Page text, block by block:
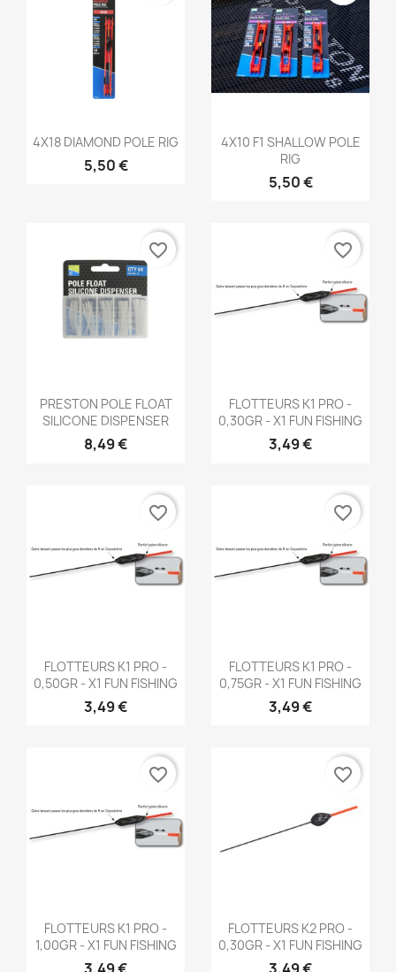
Aperçu rapide
4X18 DIAMOND POLE RIG
5,50 €
 Aperçu rapide
4X10 F1 SHALLOW POLE
RIG
5,50 €
Aperçu rapide
PRESTON POLE FLOAT
SILICONE DISPENSER
8,49 €
favorite_border
Aperçu rapide
FLOTTEURS K1 PRO -
0,30GR - X1 FUN FISHING
3,49 €
favorite_border
Aperçu rapide
FLOTTEURS K1 PRO -
0,50GR - X1 FUN FISHING
3,49 €
favorite_border
Aperçu rapide
FLOTTEURS K1 PRO -
0,75GR - X1 FUN FISHING
3,49 €
favorite_border
Aperçu rapide
FLOTTEURS K1 PRO -
1,00GR - X1 FUN FISHING
favorite_border
Aperçu rapide
FLOTTEURS K2 PRO -
0,30GR - X1 FUN FISHING
favorite_border